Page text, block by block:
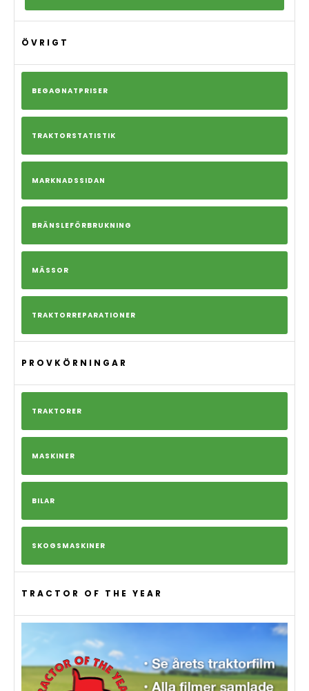
ÖVRIGT
BEGAGNATPRISER
TRAKTORSTATISTIK
MARKNADSSIDAN
BRÄNSLEFÖRBRUKNING
MÄSSOR
TRAKTORREPARATIONER
PROVKÖRNINGAR
TRAKTORER
MASKINER
BILAR
SKOGSMASKINER
TRACTOR OF THE YEAR